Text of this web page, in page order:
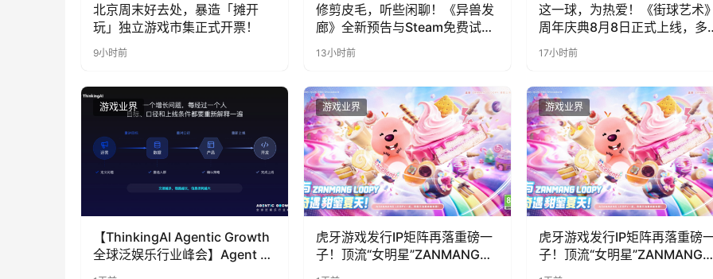
北京周末好去处，暴造「摊开
玩」独立游戏市集正式开票！
9小时前
修剪皮毛，听些闲聊！《异兽发
廊》全新预告与Steam免费试玩
公开
13小时前
这一球，为热爱！《街球艺术
周年庆典8月8日正式上线，多
福利与全新内容同步开启
17小时前
游戏业界
【ThinkingAI Agentic Growth
全球泛娱乐行业峰会】Agent 时
游戏业界
虎牙游戏发行IP矩阵再落重磅一
子！顶流“女明星”ZANMANG
游戏业界
虎牙游戏发行IP矩阵再落重磅
子！顶流“女明星”ZANMANG